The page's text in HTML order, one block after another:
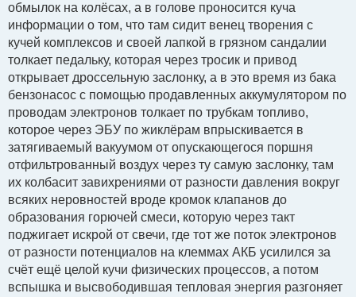
обмылок на колёсах, а в голове проносится куча
информации о том, что там сидит венец творения с
кучей комплексов и своей лапкой в грязном сандалии
толкает педальку, которая через тросик и привод
открывает дроссельную заслонку, а в это время из бака
бензонасос с помощью продавленных аккумулятором по
проводам электронов толкает по трубкам топливо,
которое через ЭБУ по жиклёрам впрыскивается в
затягиваемый вакуумом от опускающегося поршня
отфильтрованный воздух через ту самую заслонку, там
их колбасит завихрениями от разности давления вокруг
всяких неровностей вроде кромок клапанов до
образования горючей смеси, которую через такт
поджигает искрой от свечи, где тот же поток электронов
от разности потенциалов на клеммах АКБ усилился за
счёт ещё целой кучи физических процессов, а потом
вспышка и высвободившая тепловая энергия разгоняет